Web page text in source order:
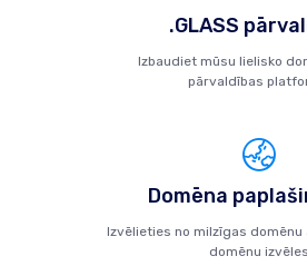
.GLASS
Izbaudiet mūsu lielisko
pārvaldības
Domēna
Izvēlieties no milzīgas domēnu
domēnu izvēles